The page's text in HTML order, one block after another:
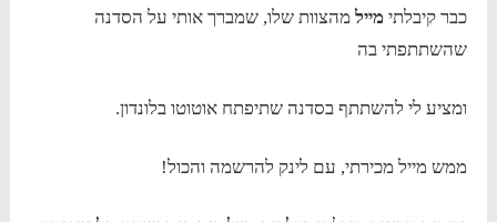
כבר קיבלתימייל מהצוות שלו, שמברך אותי על הסדנה
שהשתתפתי בה
ומציע לי להשתתף בסדנה שתיפתח אוטוטו בלונדון.
ממש מייל מכירתי, עם לינק להרשמה והכול!